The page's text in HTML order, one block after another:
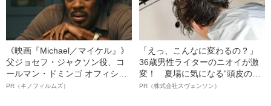
《映画『Michael／マイケル』》
父ジョセフ・ジャクソン役、コ
ールマン・ドミンゴ オフィシャ
ルインタビュー“観客を魅了した
PR（キノフィルムズ）
「えっ、こんなに変わるの？」
36歳男性ライターのニオイが激
変！ 夏場に気になる“頭皮のニ
オイ”や“ベタつき”を解消す
PR（株式会社スヴェンソン）